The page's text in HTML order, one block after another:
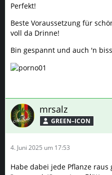
Perfekt!
Beste Voraussetzung für
voll da Drinne!
Bin gespannt und auch 'n
mrsalz
GREEN–ICON
4. Juni 2025 um 17:53
Habe dabei jede Pflanze